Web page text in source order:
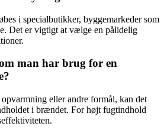
i specialbutikker, byggemarkeder som
Det er vigtigt at vælge en pålidelig
man har brug for en
eller andre formål, kan det
i brændet. For højt fugtindhold